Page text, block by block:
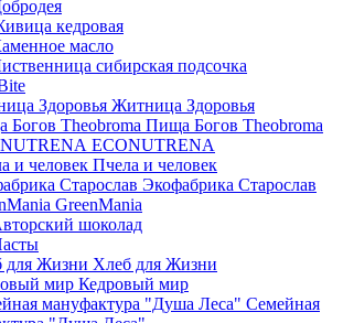
кедровая
масло
сибирская подсочка
Житница Здоровья
Пища Богов Theobroma
ECONUTRENA
Пчела и человек
Экофабрика Старослав
GreenMania
шоколад
Хлеб для Жизни
Кедровый мир
Семейная